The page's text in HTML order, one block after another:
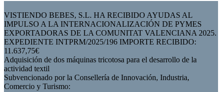
VISTIENDO BEBES, S.L. HA RECIBIDO AYUDAS AL
IMPULSO A LA INTERNACIONALIZACIÓN DE PYMES
EXPORTADORAS DE LA COMUNITAT VALENCIANA 2025.
EXPEDIENTE INTPRM/2025/196 IMPORTE RECIBIDO:
11.637,75€
Adquisición de dos máquinas tricotosa para el desarrollo de la
actividad textil
Subvencionado por la Consellería de Innovación, Industria,
Comercio y Turismo: